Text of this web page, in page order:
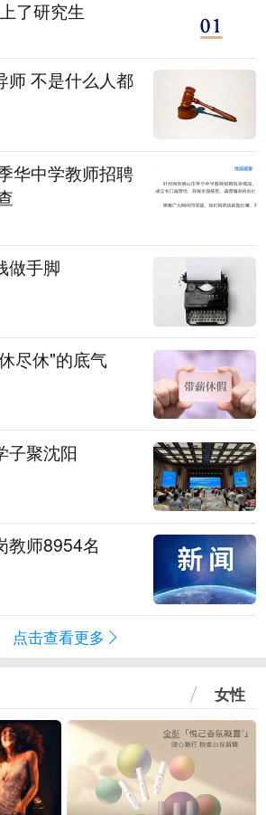
了研究生
师 不是什么人都
华中学教师招聘
做手脚
尽休"的底气
子聚沈阳
教师8954名
点击查看更多
女性